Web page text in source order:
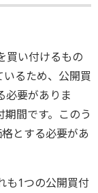
買い付けるもの
るため、公開買
必要がありま
間です。このう
とする必要があ
も1つの公開買付